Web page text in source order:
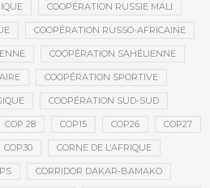
COOPÉRATION RUSSIE MALI
COOPÉRATION RUSSO-AFRICAINE
COOPÉRATION SAHÉLIENNE
COOPÉRATION SPORTIVE
COOPÉRATION SUD-SUD
COP 28 COP15 COP26 COP27
COP30 CORNE DE L’AFRIQUE
CORRIDOR DAKAR-BAMAKO